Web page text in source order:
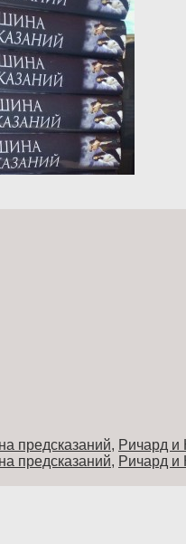
предсказаний, Ричард и
предсказаний, Ричард и